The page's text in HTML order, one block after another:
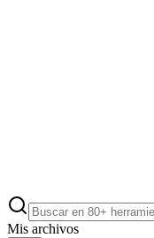
Mis archivos